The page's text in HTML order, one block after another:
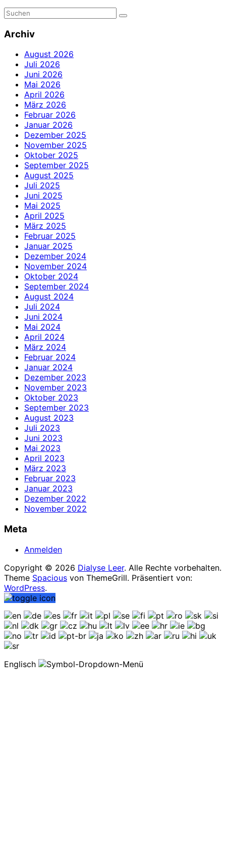
Archiv
August 2026
Juli 2026
Juni 2026
Mai 2026
April 2026
März 2026
Februar 2026
Januar 2026
Dezember 2025
November 2025
Oktober 2025
September 2025
August 2025
Juli 2025
Juni 2025
Mai 2025
April 2025
März 2025
Februar 2025
Januar 2025
Dezember 2024
November 2024
Oktober 2024
September 2024
August 2024
Juli 2024
Juni 2024
Mai 2024
April 2024
März 2024
Februar 2024
Januar 2024
Dezember 2023
November 2023
Oktober 2023
September 2023
August 2023
Juli 2023
Juni 2023
Mai 2023
April 2023
März 2023
Februar 2023
Januar 2023
Dezember 2022
November 2022
Meta
Anmelden
Copyright © 2026 Dialyse Leer. Alle Rechte vorbehalten.
Theme Spacious von ThemeGrill. Präsentiert von:
WordPress.
Englisch